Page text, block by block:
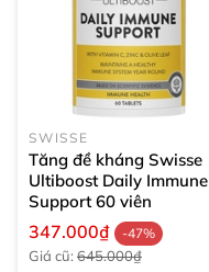
SWISSE
Tăng đề kháng Swisse
Ultiboost Daily Immune
Support60 viên
347.000₫ -47%
Giá cũ: 645.000₫